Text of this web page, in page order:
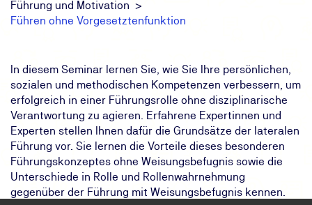
Führung und Motivation
Führen ohne Vorgesetztenfunktion
In diesem Seminar lernen Sie, wie Sie Ihre persönlichen,
sozialen und methodischen Kompetenzen verbessern, um
erfolgreich in einer Führungsrolle ohne disziplinarische
Verantwortung zu agieren. Erfahrene Expertinnen und
Experten stellen Ihnen dafür die Grundsätze der lateralen
Führung vor. Sie lernen die Vorteile dieses besonderen
Führungskonzeptes ohne Weisungsbefugnis sowie die
Unterschiede in Rolle und Rollenwahrnehmung
gegenüber der Führung mit Weisungsbefugnis kennen.